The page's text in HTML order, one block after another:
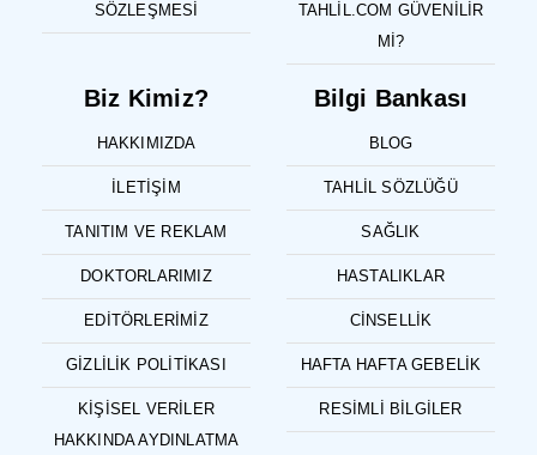
SÖZLEŞMESI
TAHLIL.COM GÜVENILIR
MI?
Biz Kimiz?
HAKKIMIZDA
İLETIŞIM
TANITIM VE REKLAM
DOKTORLARIMIZ
EDITÖRLERIMIZ
GIZLILIK POLITIKASI
KIŞISEL VERILER
HAKKINDA AYDINLATMA
Bilgi Bankası
BLOG
TAHLIL SÖZLÜĞÜ
SAĞLIK
HASTALIKLAR
CINSELLIK
HAFTA HAFTA GEBELIK
RESIMLI BILGILER